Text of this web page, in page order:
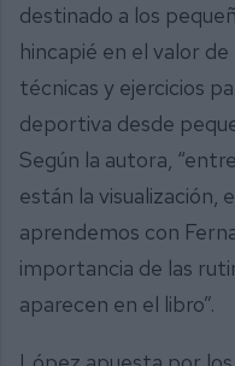
destinado a los
hincapié en el valor
técnicas y ejercicios
deportiva desde
Según la autora,
están la visualización,
aprendemos con
importancia de las
aparecen en el libro”.